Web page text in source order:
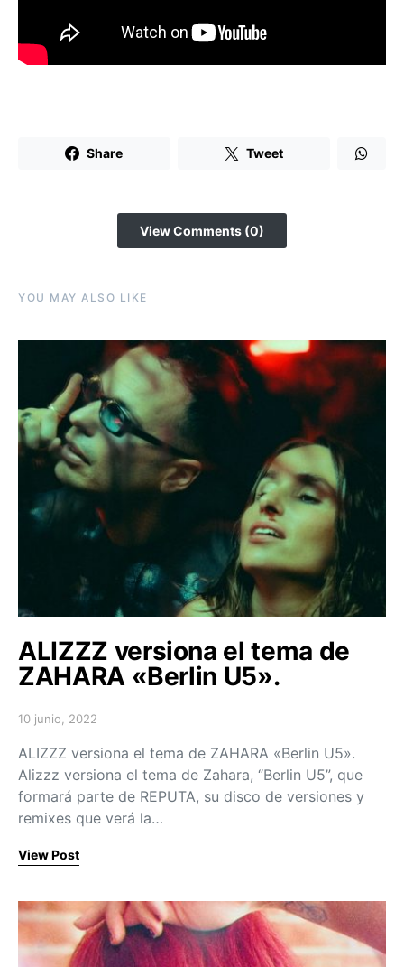
Share Tweet
View Comments (0)
YOU MAY ALSO LIKE
ALIZZZ versiona el tema de
ZAHARA «Berlin U5».
Posted on
10 junio, 2022
ALIZZZ versiona el tema de ZAHARA «Berlin U5».
Alizzz versiona el tema de Zahara, “Berlin U5”, que
formará parte de REPUTA, su disco de versiones y
remixes que verá la…
View Post